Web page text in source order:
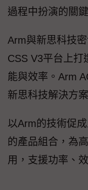
過程中扮演的關鍵
Arm與新思科技
CSS V3平台上打
能與效率。Arm
新思科技解決方
以Arm的技術促
的產品組合，為
用，支援功率、